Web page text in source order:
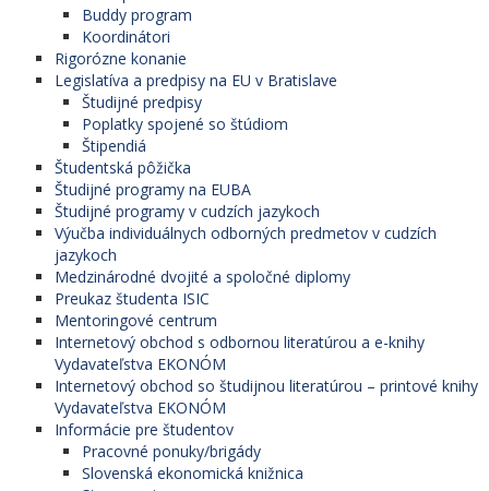
Buddy program
Koordinátori
Rigorózne konanie
Legislatíva a predpisy na EU v Bratislave
Študijné predpisy
Poplatky spojené so štúdiom
Štipendiá
Študentská pôžička
Študijné programy na EUBA
Študijné programy v cudzích jazykoch
Výučba individuálnych odborných predmetov v cudzích
jazykoch
Medzinárodné dvojité a spoločné diplomy
Preukaz študenta ISIC
Mentoringové centrum
Internetový obchod s odbornou literatúrou a e-knihy
Vydavateľstva EKONÓM
Internetový obchod so študijnou literatúrou – printové knihy
Vydavateľstva EKONÓM
Informácie pre študentov
Pracovné ponuky/brigády
Slovenská ekonomická knižnica